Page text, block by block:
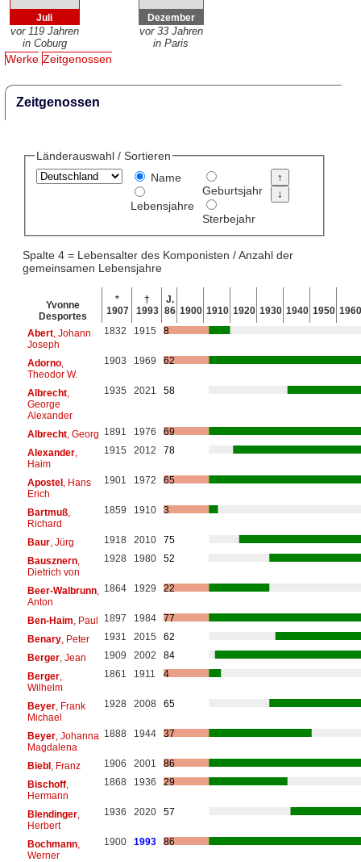
Juli
vor 119 Jahren
in Coburg
Dezember
vor 33 Jahren
in Paris
Werke Zeitgenossen
Zeitgenossen
Länderauswahl / Sortieren
Name
Lebensjahre
Geburtsjahr
Sterbejahr
Spalte 4 = Lebensalter des Komponisten / Anzahl der
gemeinsamen Lebensjahre
Yvonne
Desportes
*
1907
†
1993
J.
86 1900 1910 1920 1930 1940 1950 1960
Abert, Johann
Joseph
1832 1915 8
Adorno,
Theodor W.
1903 1969 62
Albrecht,
George
Alexander
1935 2021 58
Albrecht, Georg 1891 1976
69
Alexander,
Haim
1915 2012 78
Apostel, Hans
Erich
1901 1972 65
Bartmuß,
Richard
1859 1910 3
Baur, Jürg 1918 2010
75
Bausznern,
Dietrich von
1928 1980 52
Beer-Walbrunn,
Anton
1864 1929 22
Ben-Haim , Paul 1897 1984
77
Benary, Peter 1931 2015
62
Berger, Jean 1909 2002
84
Berger,
Wilhelm
1861 1911 4
Beyer, Frank
Michael
1928 2008 65
Beyer, Johanna
Magdalena
1888 1944 37
Biebl, Franz 1906 2001
86
Bischoff,
Hermann
1868 1936 29
Blendinger,
Herbert
1936 2020 57
Bochmann,
Werner
1900 1993 86